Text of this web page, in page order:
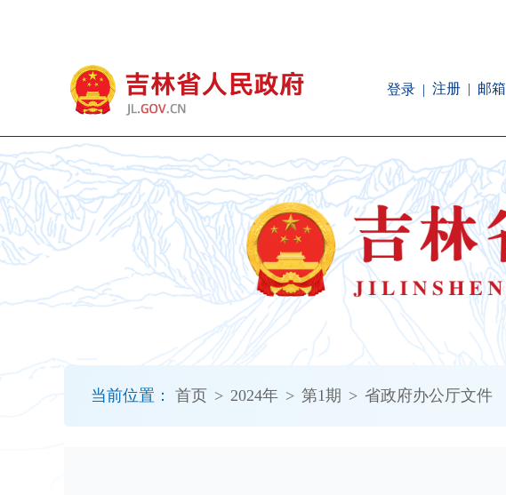
登录 注册 邮箱
当前位置： 首页 > 2024年 > 第1期 > 省政府办公厅文件
障
碍
说
明
页
面,
按
加